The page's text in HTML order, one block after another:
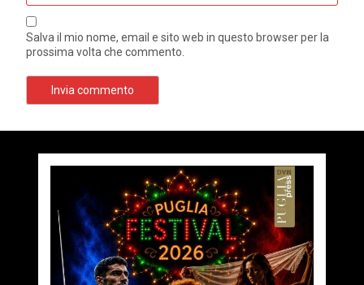
Salva il mio nome, email e sito web in questo browser per la
prossima volta che commento.